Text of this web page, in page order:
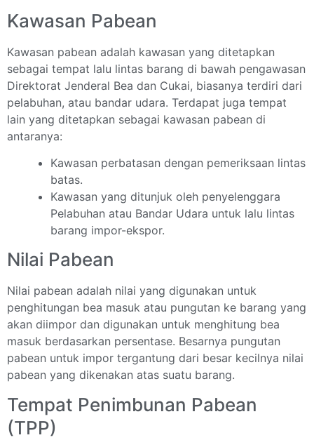
Kawasan Pabean
Kawasan pabean adalah kawasan yang ditetapkan
sebagai tempat lalu lintas barang di bawah pengawasan
Direktorat Jenderal Bea dan Cukai, biasanya terdiri dari
pelabuhan, atau bandar udara. Terdapat juga tempat
lain yang ditetapkan sebagai kawasan pabean di
antaranya:
Kawasan perbatasan dengan pemeriksaan lintas
batas.
Kawasan yang ditunjuk oleh penyelenggara
Pelabuhan atau Bandar Udara untuk lalu lintas
barang impor-ekspor.
Nilai Pabean
Nilai pabean adalah nilai yang digunakan untuk
penghitungan bea masuk atau pungutan ke barang yang
akan diimpor dan digunakan untuk menghitung bea
masuk berdasarkan persentase. Besarnya pungutan
pabean untuk impor tergantung dari besar kecilnya nilai
pabean yang dikenakan atas suatu barang.
Tempat Penimbunan Pabean
(TPP)